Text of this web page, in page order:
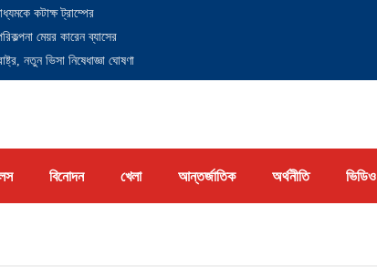
কটাক্ষ ট্রাম্পের
মেয়র কারেন ব্যাসের
নতুন ভিসা নিষেধাজ্ঞা ঘোষণা
বিনোদন খেলা আন্তর্জাতিক অর্থনীতি ভিডিও